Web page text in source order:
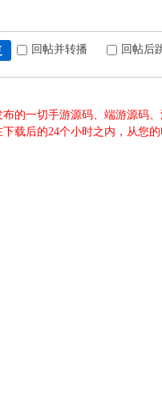
回帖并转播 回帖后
的一切手游源码、端游源码
载后的24个小时之内，从您